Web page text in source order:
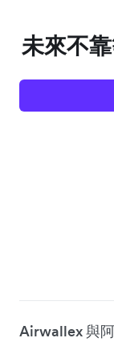
未來不
Airwallex 與